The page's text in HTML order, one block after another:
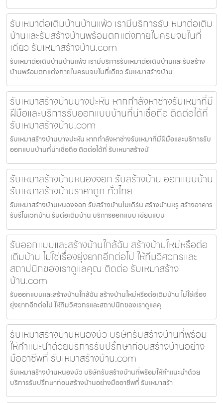
รับเหมาต่อเติมบ้านบ้านแพ้ว เรามีบริการรับเหมาต่อเติม
บ้านและรับสร้างบ้านพร้อมตกแต่งภายในครบจบในที่
เดียว รับเหมาสร้างบ้าน.com
รับเหมาต่อเติมบ้านบ้านแพ้ว เรามีบริการรับเหมาต่อเติมบ้านและรับสร้าง
บ้านพร้อมตกแต่งภายในครบจบในที่เดียว รับเหมาสร้างบ้าน.
รับเหมาสร้างบ้านบางปะหัน หากกำลังหาช่างรับเหมาที่มี
ฝีมือและบริการรับออกแบบบ้านที่น่าเชื่อถือ ติดต่อได้ที่
รับเหมาสร้างบ้าน.com
รับเหมาสร้างบ้านบางปะหัน หากกำลังหาช่างรับเหมาที่มีฝีมือและบริการรับ
ออกแบบบ้านที่น่าเชื่อถือ ติดต่อได้ที่ รับเหมาสร้างบ้
รับเหมาสร้างบ้านหนองจอก รับสร้างบ้าน ออกแบบบ้าน
รับเหมาสร้างบ้านราคาถูก ทั่วไทย
รับเหมาสร้างบ้านหนองจอก รับสร้างบ้านโมเดิร์น สร้างบ้านหรู สร้างอาคาร
รับรีโนเวทบ้าน รับต่อเติมบ้าน บริการออกแบบ เขียนแบบ
รับออกแบบและสร้างบ้านใกล้ฉัน สร้างบ้านใหม่หรือต่อ
เติมบ้าน ไม่ใช่เรื่องยุ่งยากอีกต่อไป ให้ทีมวิศวกรและ
สถาปนิกของเราดูแลคุณ ติดต่อ รับเหมาสร้าง
บ้าน.com
รับออกแบบและสร้างบ้านใกล้ฉัน สร้างบ้านใหม่หรือต่อเติมบ้าน ไม่ใช่เรื่อง
ยุ่งยากอีกต่อไป ให้ทีมวิศวกรและสถาปนิกของเราดูแลคุ
รับเหมาสร้างบ้านหนองบัว บริษัทรับสร้างบ้านที่พร้อม
ให้คำแนะนำด้วยบริการรับปรึกษาก่อนสร้างบ้านอย่าง
มืออาชีพที่ รับเหมาสร้างบ้าน.com
รับเหมาสร้างบ้านหนองบัว บริษัทรับสร้างบ้านที่พร้อมให้คำแนะนำด้วย
บริการรับปรึกษาก่อนสร้างบ้านอย่างมืออาชีพที่ รับเหมาสร้า